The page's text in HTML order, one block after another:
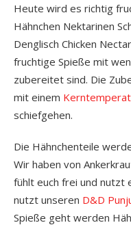
Heute wird es richtig
Hähnchen Nektarinen
Denglisch Chicken
fruchtige Spieße mit
zubereitet sind. Die
mit einem
schiefgehen.
Die Hähnchenteile
Wir haben von
fühlt euch frei und nutzt
nutzt unseren D&D
Spieße geht werden